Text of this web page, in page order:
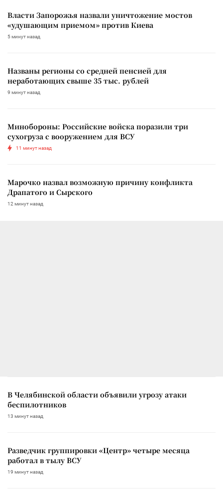
Власти Запорожья назвали уничтожение мостов
«удушающим приемом» против Киева
5 минут назад
Названы регионы со средней пенсией для
неработающих свыше 35 тыс. рублей
9 минут назад
Минобороны: Российские войска поразили три
сухогруза с вооружением для ВСУ
11 минут назад
Марочко назвал возможную причину конфликта
Драпатого и Сырского
12 минут назад
В Челябинской области объявили угрозу атаки
беспилотников
13 минут назад
Разведчик группировки «Центр» четыре месяца
работал в тылу ВСУ
19 минут назад